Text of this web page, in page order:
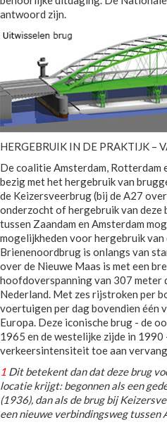
antwoord zijn.
HERGEBRUIK IN DE PRAKTIJK –
De coalitie Amsterdam,
bezig met het hergebruik van
de Keizersveerbrug (bij de A27
onderzocht of hergebruik van
tussen Zaandam en Amsterdam
mogelijkheden voor hergebruik van
Brienenoordbrug is onlangs van
over de Nieuwe Maas is met een
hoofdoverspanning van 307 meter
Nederland. Met zes rijstroken per
voertuigen per dag bovendien één
Europa. Deze iconische brug - de
1965 en de westelijke zijde in
verkeersintensiteit toe aan
1 Dit betekent dan dat deze brug
locatie krijgt: begonnen als een
(1936), dan als de brug bij
een nieuwe verbindingsweg tussen